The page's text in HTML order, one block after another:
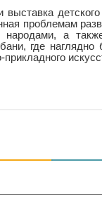
проблемам
а
где наглядно